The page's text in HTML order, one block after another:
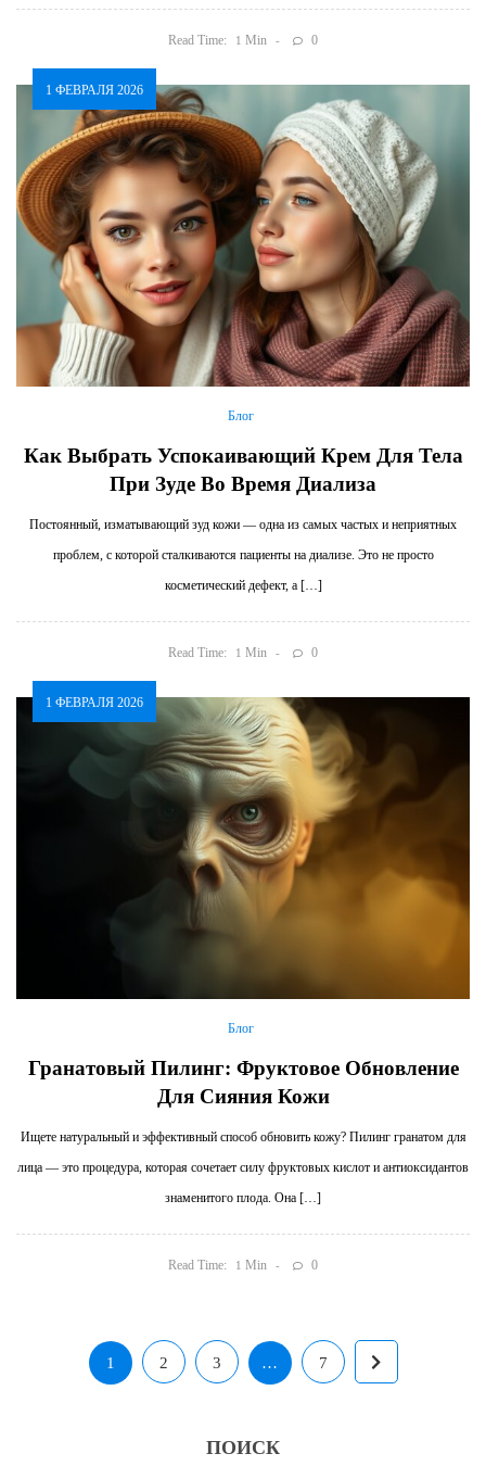
ПОИСК
Read Time: 1 Min 0
1 ФЕВРАЛЯ 2026
Блог
Как Выбрать Успокаивающий Крем Для Тела
При Зуде Во Время Диализа
Постоянный, изматывающий зуд кожи — одна из самых частых и неприятных
проблем, с которой сталкиваются пациенты на диализе. Это не просто
косметический дефект, а […]
Read Time: 1 Min 0
1 ФЕВРАЛЯ 2026
Блог
Гранатовый Пилинг: Фруктовое Обновление
Для Сияния Кожи
Ищете натуральный и эффективный способ обновить кожу? Пилинг гранатом для
лица — это процедура, которая сочетает силу фруктовых кислот и антиоксидантов
знаменитого плода. Она […]
Read Time: 1 Min 0
1 2 3 … 7